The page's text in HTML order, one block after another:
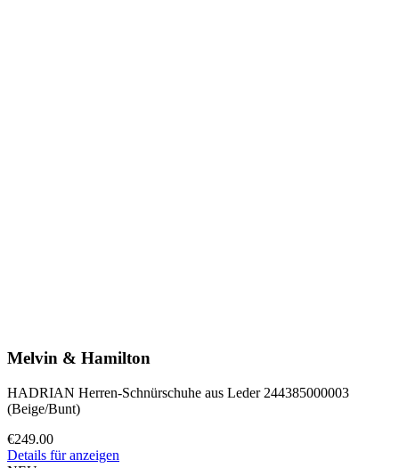
Melvin & Hamilton
HADRIAN Herren-Schnürschuhe aus Leder 244385000003
(Beige/Bunt)
€249.00
Details für anzeigen